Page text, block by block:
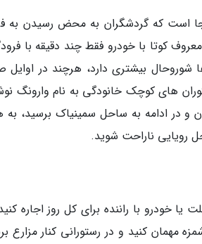
است که گردشگران به محض رسیدن به
کوتا با خودرو فقط چند دقیقه با
بیشتری دارد، هرچند در اوایل
های کوچک خانودگی به نام وارونگ
و در ادامه به ساحل سمینیاک برسید،
رویایی ناراحت شوید.
یا خودرو با راننده برای کل روز اجاره
مهمان کنید و در رستورانی کنار